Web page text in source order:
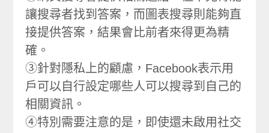
讓搜尋者找到答案，而圖表搜尋則能夠直
接提供答案，結果會比前者來得更為精
確。
③針對隱私上的顧慮，Facebook表示用
戶可以自行設定哪些人可以搜尋到自己的
相關資訊。
④特別需要注意的是，即使還未啟用社交